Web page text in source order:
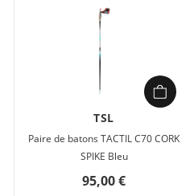
TSL
Paire de batons TACTIL C70 CORK
SPIKE Bleu
95,00 €